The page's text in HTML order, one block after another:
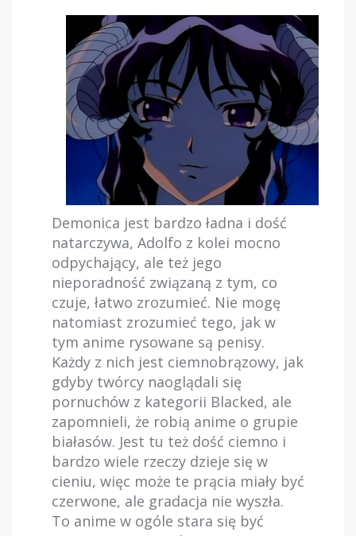
Demonica jest bardzo ładna i dość
natarczywa, Adolfo z kolei mocno
odpychający, ale też jego
nieporadność związaną z tym, co
czuje, łatwo zrozumieć. Nie mogę
natomiast zrozumieć tego, jak w
tym anime rysowane są penisy.
Każdy z nich jest ciemnobrązowy, jak
gdyby twórcy naoglądali się
pornuchów z kategorii Blacked, ale
zapomnieli, że robią anime o grupie
białasów. Jest tu też dość ciemno i
bardzo wiele rzeczy dzieje się w
cieniu, więc może te prącia miały być
czerwone, ale gradacja nie wyszła.
To anime w ogóle stara się być